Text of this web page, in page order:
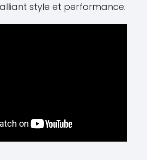
style et performance.